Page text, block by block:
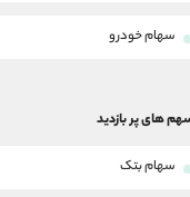
سهام خودرو
های پر بازدید
سهام بتک